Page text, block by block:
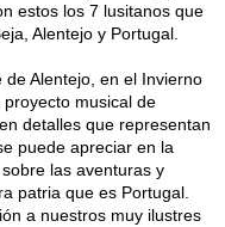
estos los 7 lusitanos que
Alentejo y Portugal.
Alentejo, en el Invierno
proyecto musical de
detalles que representan
puede apreciar en la
las aventuras y
patria que es Portugal.
a nuestros muy ilustres